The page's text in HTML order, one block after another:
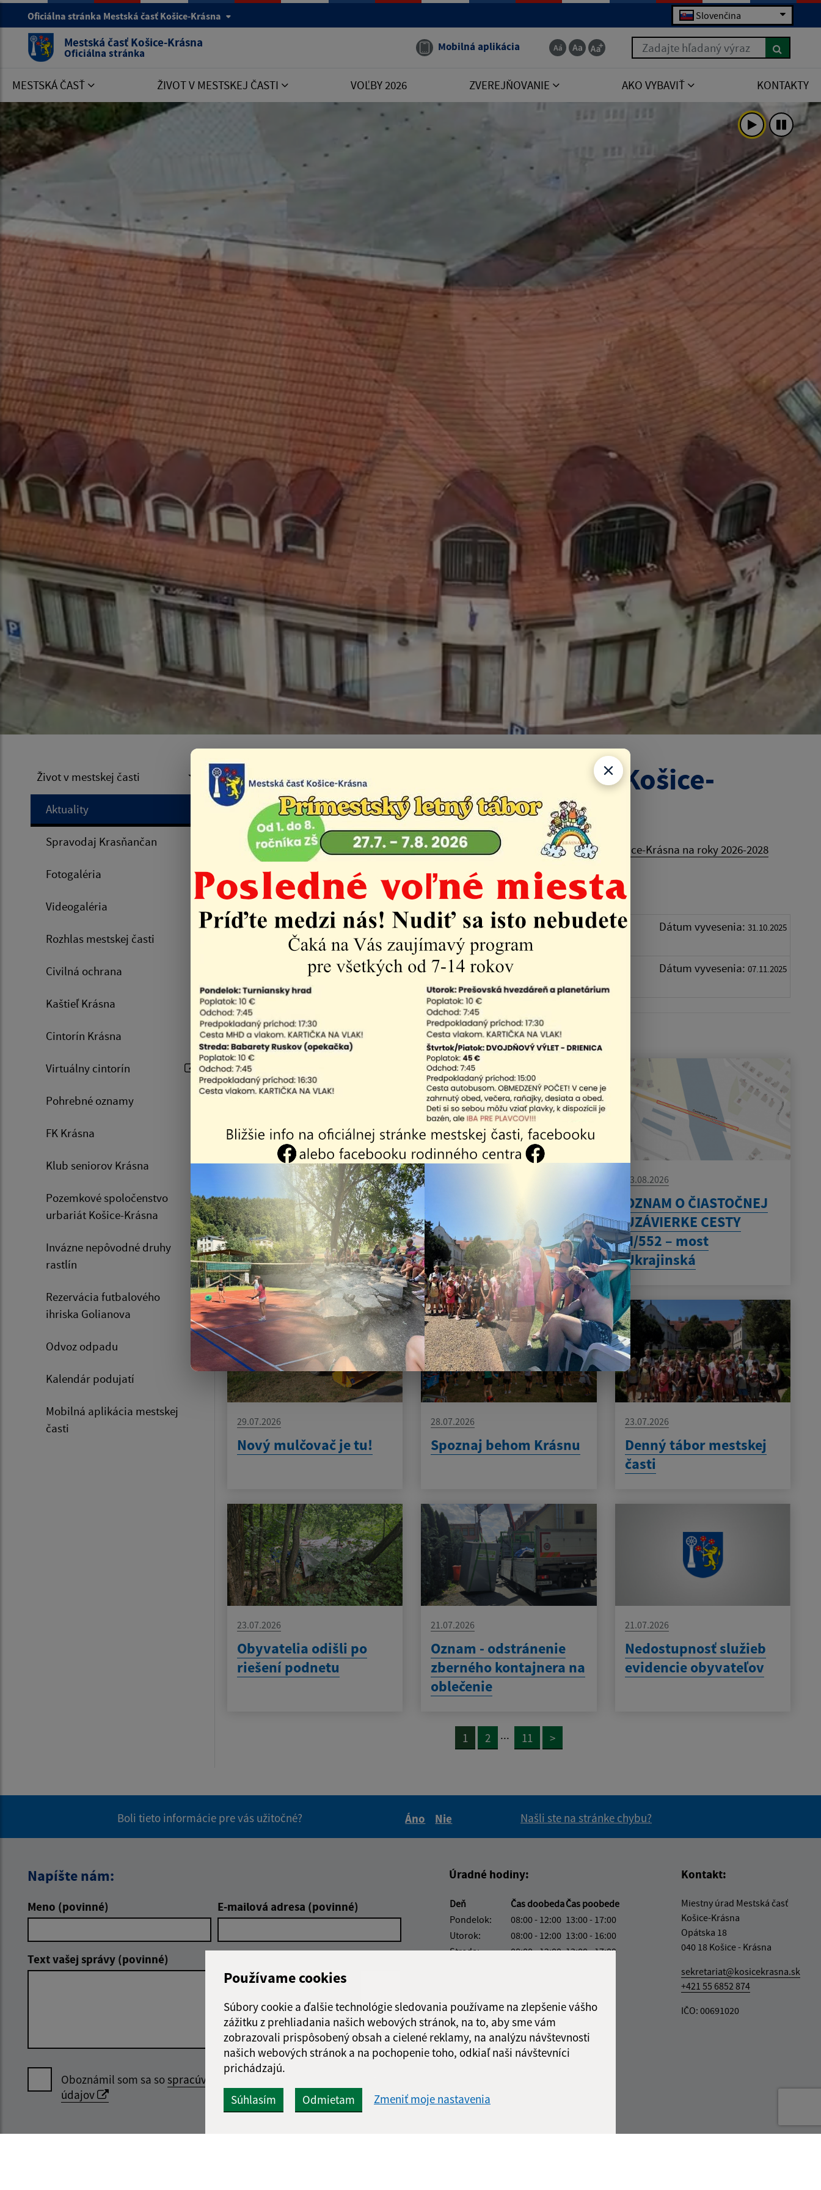
Používame cookies
Súbory cookie a ďalšie technológie sledovania používame na zlepšenie vášho
zážitku z prehliadania našich webových stránok, na to, aby sme vám
zobrazovali prispôsobený obsah a cielené reklamy, na analýzu návštevnosti
našich webových stránok a na pochopenie toho, odkiaľ naši návštevníci
prichádzajú.
Súhlasím Odmietam Zmeniť moje nastavenia
Oficiálna stránka Mestská časť Košice-Krásna Slovenčina
Mestská časť Košice-Krásna
Oficiálna stránka Mobilná aplikácia Zadajte hľadaný výraz
MESTSKÁ ČASŤ ŽIVOT V MESTSKEJ ČASTI VOĽBY 2026 ZVEREJŇOVANIE AKO VYBAVIŤ KONTAKTY
Život v mestskej časti
Aktuality
Spravodaj Krasňančan
Fotogaléria
Videogaléria
Rozhlas mestskej časti
Civilná ochrana
Kaštieľ Krásna
Cintorín Krásna
Virtuálny cintorín
Pohrebné oznamy
FK Krásna
Klub seniorov Krásna
Pozemkové spoločenstvo
urbariát Košice-Krásna
Invázne nepôvodné druhy
rastlín
Rezervácia futbalového
ihriska Golianova
Odvoz odpadu
Kalendár podujatí
Mobilná aplikácia mestskej
časti
Návrh rozpočtu mestskej časti Košice-
Krásna na roky 2026-2028
Úvod Život v mestskej časti Aktuality Návrh rozpočtu mestskej časti Košice-Krásna na roky 2026-2028
31.10.2025
Návrh rozpočtu mestskej časti Košice-Krásna na roky 2026-2028| PDF |
Dátum vyvesenia: 31.10.2025
Návrh rozpočtu mestskej časti Košice-Krásna na roky 2026-2028-
popisná časť| PDF | 0.39 Mb
Dátum vyvesenia: 07.11.2025
Zoznam aktualít:
Oznam - Vakcinácia
psov a mačiek
08.08.2026
zvýšeného
nebezpečenstva a
vzniku požiaru
03.08.2026
OZNAM O ČIASTOČNEJ
UZÁVIERKE CESTY
II/552 – most
Ukrajinská
29.07.2026
Nový mulčovač je tu!
28.07.2026
Spoznaj behom Krásnu
23.07.2026
Denný tábor mestskej
časti
23.07.2026
Obyvatelia odišli po
riešení podnetu
21.07.2026
Oznam - odstránenie
zberného kontajnera na
oblečenie
21.07.2026
Nedostupnosť služieb
evidencie obyvateľov
1 2 ... 11 >
Boli tieto informácie pre vás užitočné?
Áno
Nie
Našli ste na stránke chybu?
Napíšte nám:
Meno (povinné) E-mailová adresa (povinné)
Text vašej správy (povinné)
Oboznámil som sa sospracúvaním osobných
údajov
správu
Úradné hodiny:
Deň Čas doobedaČas poobede
Pondelok:
08:00 - 12:00 13:00 - 17:00
Utorok:
08:00 - 12:00 13:00 - 16:00
Streda:
08:00 - 12:00 13:00 - 17:00
Obedňajšia prestávka:12:00 - 13:00
Kontakt:
Miestny úrad Mestská časť
Košice-Krásna
Opátska 18
040 18 Košice - Krásna
sekretariat@kosicekrasna.sk
+421 55 6852 874
IČO: 00691020